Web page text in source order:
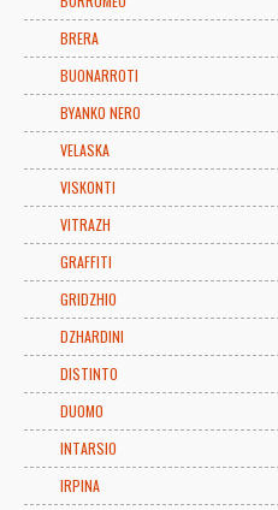
BRERA
BUONARROTI
BYANKO NERO
VELASKA
VISKONTI
VITRAZH
GRAFFITI
GRIDZHIO
DZHARDINI
DISTINTO
DUOMO
INTARSIO
IRPINA